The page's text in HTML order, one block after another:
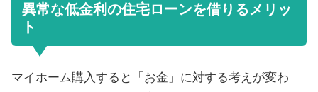
異常な低金利の住宅ローンを借りるメリッ
ト
マイホーム購入すると「お金」に対する考えが変わ